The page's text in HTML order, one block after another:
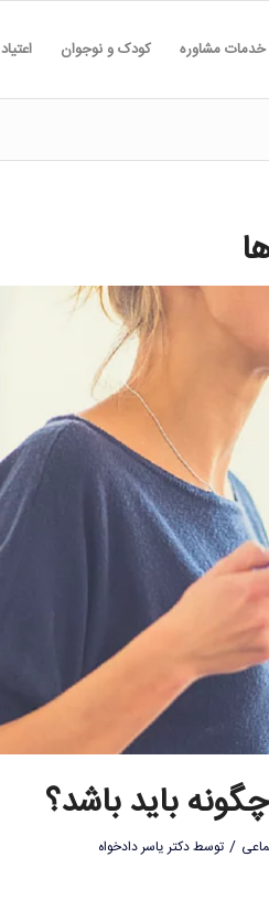
خدمات مشاوره کودک و نوجوان اعتیاد
باید باشد؟
/ توسطدکتر یاسر دادخواه